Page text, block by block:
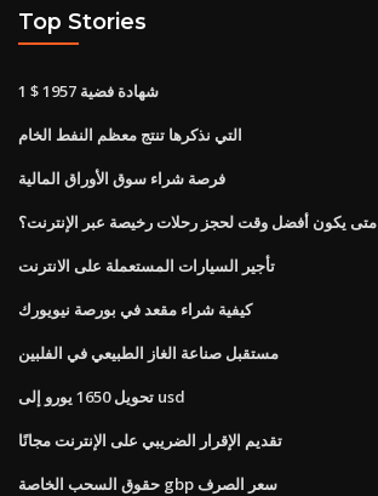
Top Stories
1 $ شهادة فضية 1957
التي نذكرها تنتج معظم النفط الخام
فرصة شراء سوق الأوراق المالية
متى يكون أفضل وقت لحجز رحلات رخيصة عبر الإنترنت؟
تأجير السيارات المستعملة على الانترنت
كيفية شراء مقعد في بورصة نيويورك
مستقبل صناعة الغاز الطبيعي في الفلبين
تحويل 1650 يورو إلى usd
تقديم الإقرار الضريبي على الإنترنت مجانًا
حقوق السحب الخاصة gbp سعر الصرف